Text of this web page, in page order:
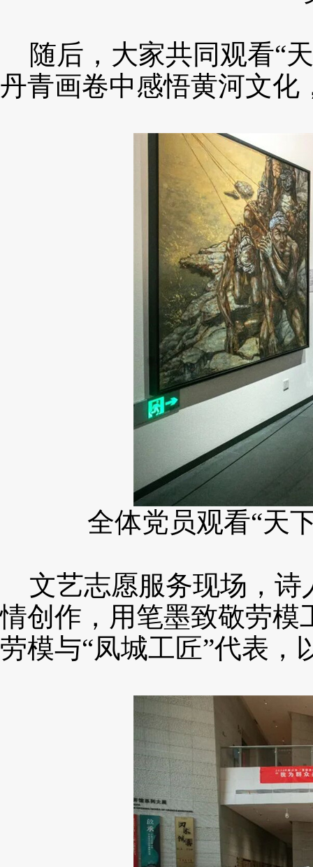
随后， 大家共同观看“
丹青画卷中感悟黄河文化
全体党员观看“天
文艺志愿服务现场，
情创作，用笔墨致敬劳模
劳模与“凤城工匠”代表，